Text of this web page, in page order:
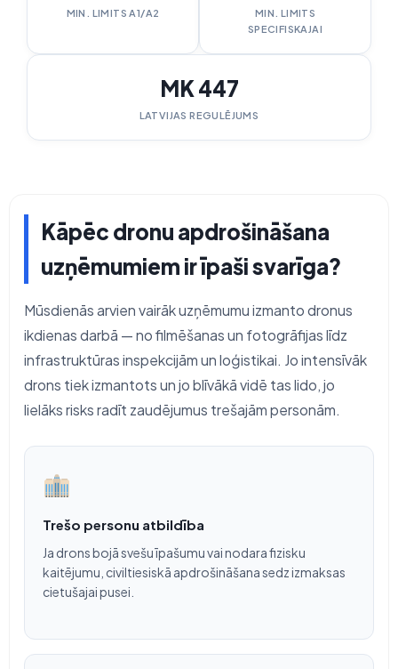
MIN. LIMITS A1/A2
MIN. LIMITS
SPECIFISKAJAI
MK 447
LATVIJAS REGULĒJUMS
Kāpēc dronu apdrošināšana
uzņēmumiem ir īpaši svarīga?
Mūsdienās arvien vairāk uzņēmumu izmanto dronus
ikdienas darbā — no filmēšanas un fotogrāfijas līdz
infrastruktūras inspekcijām un loģistikai. Jo intensīvāk
drons tiek izmantots un jo blīvākā vidē tas lido, jo
lielāks risks radīt zaudējumus trešajām personām.
Trešo personu atbildība
Ja drons bojā svešu īpašumu vai nodara fizisku
kaitējumu, civiltiesiskā apdrošināšana sedz izmaksas
cietušajai pusei.